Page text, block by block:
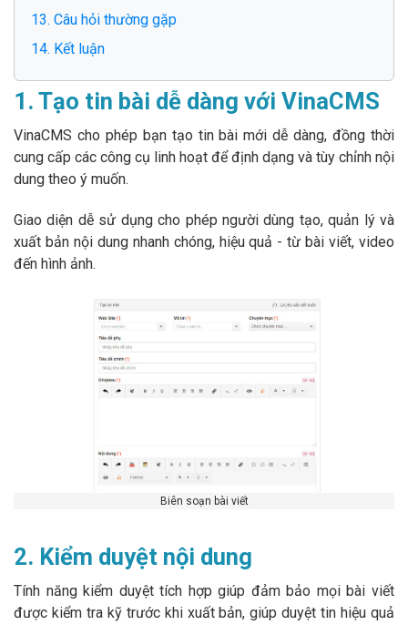
13. Câu hỏi thường gặp
14. Kết luận
1. Tạo tin bài dễ dàng với VinaCMS
VinaCMS cho phép bạn tạo tin bài mới dễ dàng, đồng thời
cung cấp các công cụ linh hoạt để định dạng và tùy chỉnh nội
dung theo ý muốn.
Giao diện dễ sử dụng cho phép người dùng tạo, quản lý và
xuất bản nội dung nhanh chóng, hiệu quả - từ bài viết, video
đến hình ảnh.
Biên soạn bài viết
2. Kiểm duyệt nội dung
Tính năng kiểm duyệt tích hợp giúp đảm bảo mọi bài viết
được kiểm tra kỹ trước khi xuất bản, giúp duyệt tin hiệu quả